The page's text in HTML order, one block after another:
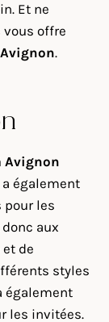
Et ne
offre
.
Avignon
également
pour les
aux
de
styles
également
les invitées.